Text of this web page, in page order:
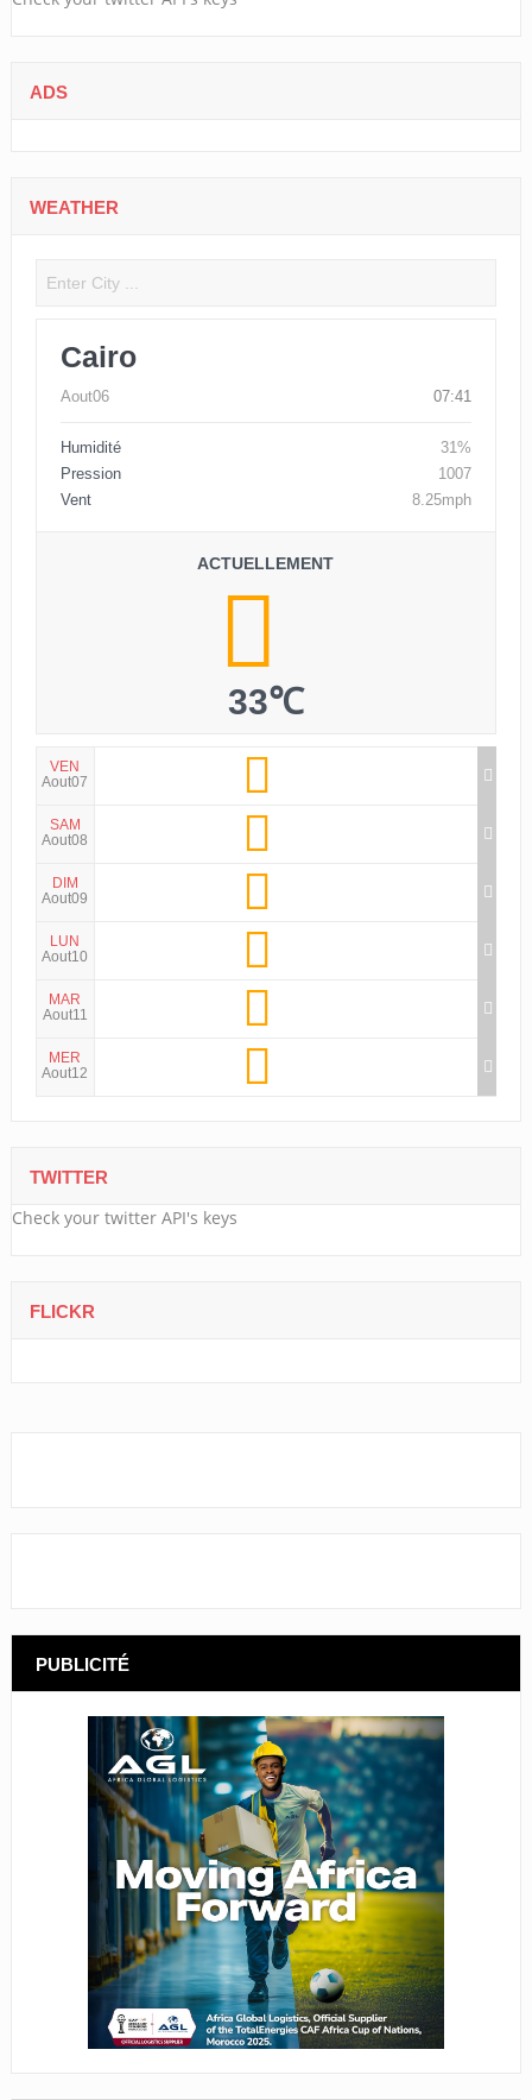
ADS
WEATHER
Cairo
Aout06 07:41
Humidité
31%
Pression
1007
Vent
8.25mph
ACTUELLEMENT
33℃
VEN
Aout07
SAM
Aout08
DIM
Aout09
LUN
Aout10
MAR
Aout11
MER
Aout12
TWITTER
Check your twitter API's keys
FLICKR
PUBLICITÉ